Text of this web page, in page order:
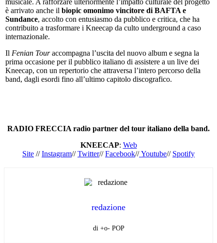
è arrivato anche il biopic omonimo vincitore di BAFTA e
Sundance, accolto con entusiasmo da pubblico e critica, che ha
contribuito a trasformare i Kneecap da culto underground a caso
internazionale.
Il Fenian Touraccompagna l’uscita del nuovo album e segna la
prima occasione per il pubblico italiano di assistere a un live dei
Kneecap, con un repertorio che attraversa l’intero percorso della
band, dagli esordi fino all’ultimo capitolo discografico.
RADIO FRECCIA radio partner del tour italiano della band.
KNEECAP: Web
Site //Instagram//Twitter//Facebook//Youtube// Spotify
redazione
di +o- POP